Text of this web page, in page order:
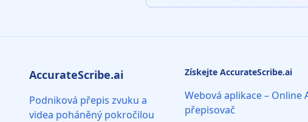
AccurateScribe.ai
Podniková přepis zvuku a
videa poháněný pokročilou
Získejte AccurateScribe.ai
Webová aplikace – Online
přepisovač